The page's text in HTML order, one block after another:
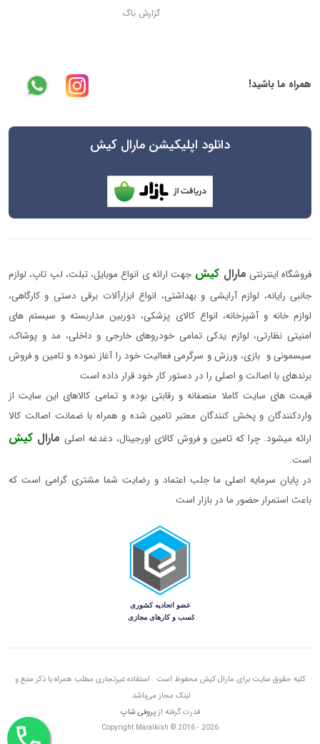
گزارش باگ
همراه ما باشید!
دانلود اپلیکیشن مارال کیش
فروشگاه اینترنتی مارال کیش جهت ارائه ی انواع موبایل، تبلت، لپ تاپ، لوازم
جانبی رایانه، لوازم آرایشی و بهداشتی، انواع ابزارآلات برقی دستی و کارگاهی،
لوازم خانه و آشپزخانه، انواع کالای پزشکی، دوربین مداربسته و سیستم های
امنیتی نظارتی، لوازم یدکی تمامی خودروهای خارجی و داخلی، مد و پوشاک،
سیسمونی و بازی، ورزش و سرگرمی فعالیت خود را آغاز نموده و تامین و فروش
برندهای با اصالت و اصلی را در دستور کار خود قرار داده است
قیمت های سایت کاملا منصفانه و رقابتی بوده و تمامی کالاهای این سایت از
واردکنندگان و پخش کنندگان معتبر تامین شده و همراه با ضمانت اصالت کالا
ارائه میشود. چرا که تامین و فروش کالای اورجینال، دغدغه اصلی مارال کیش
است.
در پایان سرمایه اصلی ما جلب اعتماد و رضایت شما مشتری گرامی است که
باعث استمرار حضور ما در بازار است
کلیه حقوق سایت برای مارال کیش محفوظ است . استفاده غیرتجاری مطلب همراه با ذکر منبع و
لینک مجاز می‌باشد.
قدرت گرفته ازپروفی شاپ
Copyright Maralkish © 2016 - 2026